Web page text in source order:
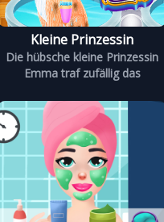
Kleine Prinzessin
Die hübsche kleine Prinzessin
Emma traf zufällig das